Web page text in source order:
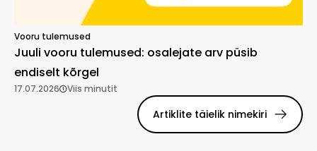
Vooru tulemused
Juuli vooru tulemused: osalejate arv püsib
endiselt kõrgel
17.07.2026 Viis minutit
Artiklite täielik nimekiri